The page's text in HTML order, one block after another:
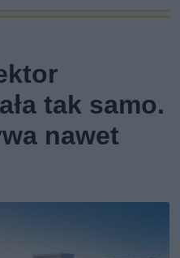
tak samo.
nawet